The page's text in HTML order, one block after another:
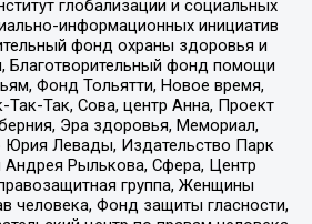
глобализации и социальных
информационных инициатив
фонд охраны здоровья и
Благотворительный фонд помощи
Фонд Тольятти, Новое время,
Так-Так, Сова, центр Анна, Проект
Эра здоровья, Мемориал,
Юрия Левады, Издательство Парк
Андрея Рылькова, Сфера, Центр
группа, Женщины
человека, Фонд защиты гласности,